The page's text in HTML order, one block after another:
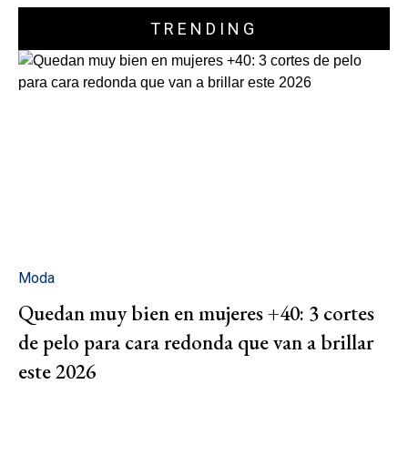
TRENDING
Moda
Quedan muy bien en mujeres +40: 3 cortes
de pelo para cara redonda que van a brillar
este 2026